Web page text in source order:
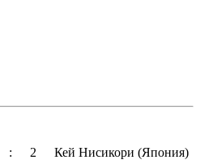
: 2
Кей Нисикори (Япония)